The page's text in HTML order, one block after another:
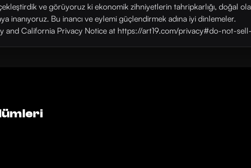
ve görüyoruz ki ekonomik zihniyetlerin tahripkarlığı, doğal
inanıyoruz. Bu inancı ve eylemi güçlendirmek adına iyi dinlemeler.
and California Privacy Notice at https://art19.com/privacy#do-not-